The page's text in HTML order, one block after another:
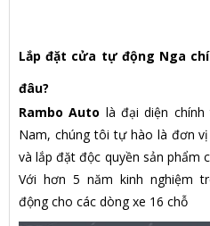
Lắp đặt cửa tự động Nga
đâu?
Rambo Auto là đại diện
Nam, chúng tôi tự hào là đơn
và lắp đặt độc quyền sản phẩm
Với hơn 5 năm kinh nghiệm
động cho các dòng xe 16 chỗ